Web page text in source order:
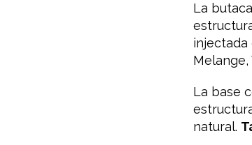
La
injectada
Melange,
La base
natural.